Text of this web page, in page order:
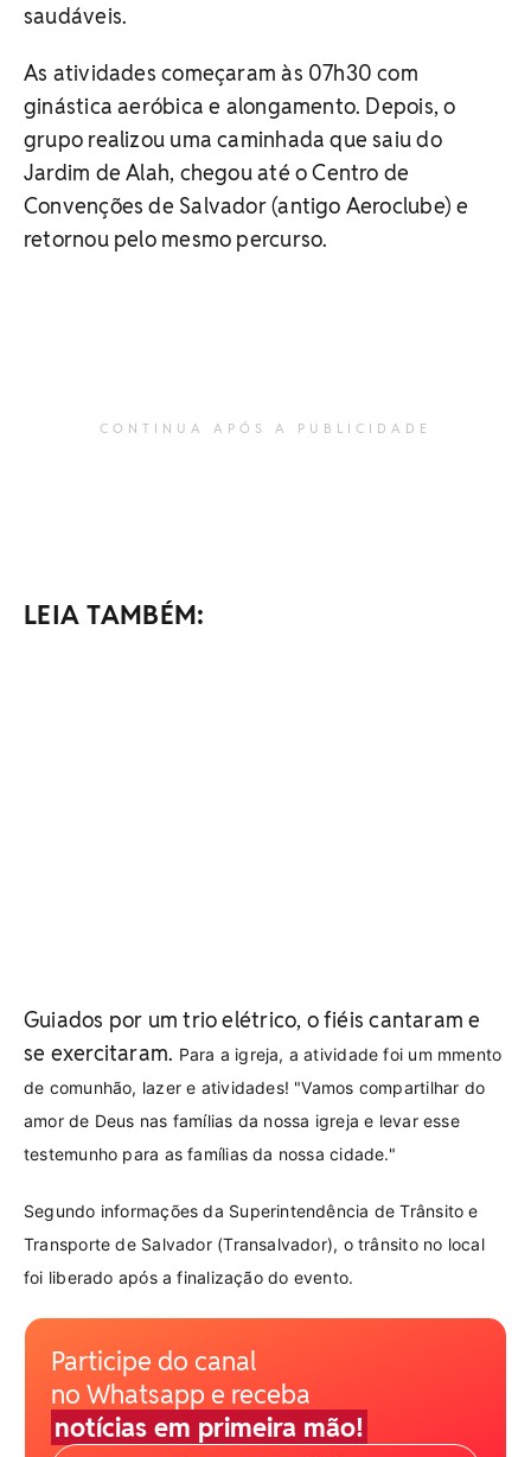
saudáveis.
As atividades começaram às 07h30 com
ginástica aeróbica e alongamento. Depois, o
grupo realizou uma caminhada que saiu do
Jardim de Alah, chegou até o Centro de
Convenções de Salvador (antigo Aeroclube) e
retornou pelo mesmo percurso.
CONTINUA APÓS A PUBLICIDADE
LEIA TAMBÉM:
Guiados por um trio elétrico, o fiéis cantaram e
se exercitaram. Para a igreja, a atividade foi um mmento
de comunhão, lazer e atividades! "Vamos compartilhar do
amor de Deus nas famílias da nossa igreja e levar esse
testemunho para as famílias da nossa cidade."
Segundo informações da Superintendência de Trânsito e
Transporte de Salvador (Transalvador), o trânsito no local
foi liberado após a finalização do evento.
Participe do canal
no Whatsapp e receba
notícias em primeira mão!